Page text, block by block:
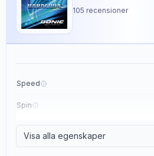
105 recensioner
Speed
Spin
Visa alla egenskaper